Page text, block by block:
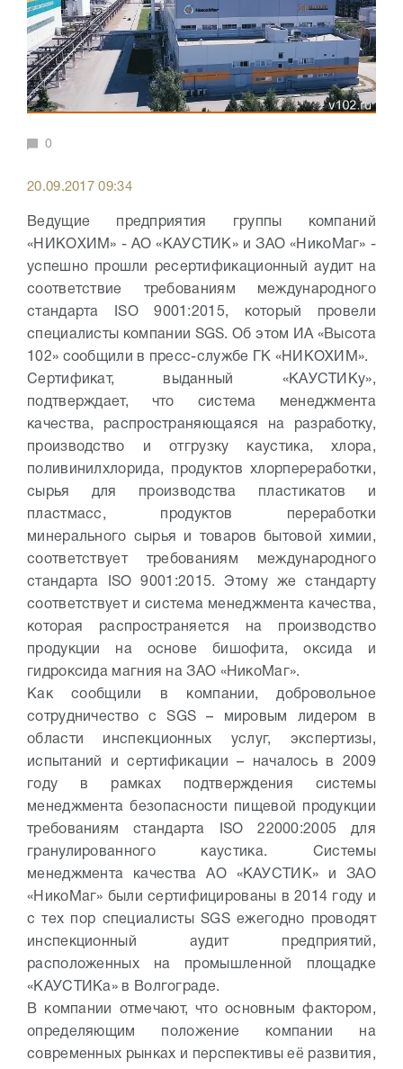
0
20.09.2017 09:34
Ведущие предприятия группы компаний
«НИКОХИМ» - АО «КАУСТИК» и ЗАО «НикоМаг» -
успешно прошли ресертификационный аудит на
соответствие требованиям международного
стандарта ISO 9001:2015, который провели
специалисты компании SGS. Об этом ИА «Высота
102» сообщили в пресс-службе ГК «НИКОХИМ».
Сертификат, выданный «КАУСТИКу»,
подтверждает, что система менеджмента
качества, распространяющаяся на разработку,
производство и отгрузку каустика, хлора,
поливинилхлорида, продуктов хлорпереработки,
сырья для производства пластикатов и
пластмасс, продуктов переработки
минерального сырья и товаров бытовой химии,
соответствует требованиям международного
стандарта ISO 9001:2015. Этому же стандарту
соответствует и система менеджмента качества,
которая распространяется на производство
продукции на основе бишофита, оксида и
гидроксида магния на ЗАО «НикоМаг».
Как сообщили в компании, добровольное
сотрудничество с SGS – мировым лидером в
области инспекционных услуг, экспертизы,
испытаний и сертификации – началось в 2009
году в рамках подтверждения системы
менеджмента безопасности пищевой продукции
требованиям стандарта ISO 22000:2005 для
гранулированного каустика. Системы
менеджмента качества АО «КАУСТИК» и ЗАО
«НикоМаг» были сертифицированы в 2014 году и
с тех пор специалисты SGS ежегодно проводят
инспекционный аудит предприятий,
расположенных на промышленной площадке
«КАУСТИКа» в Волгограде.
В компании отмечают, что основным фактором,
определяющим положение компании на
современных рынках и перспективы её развития,